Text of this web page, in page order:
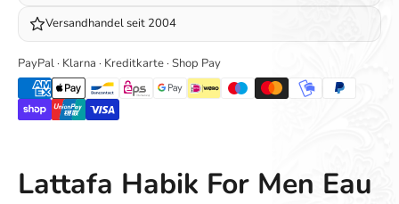
Versandhandel seit 2004
PayPal · Klarna · Kreditkarte · Shop Pay
Lattafa Habik For Men Eau